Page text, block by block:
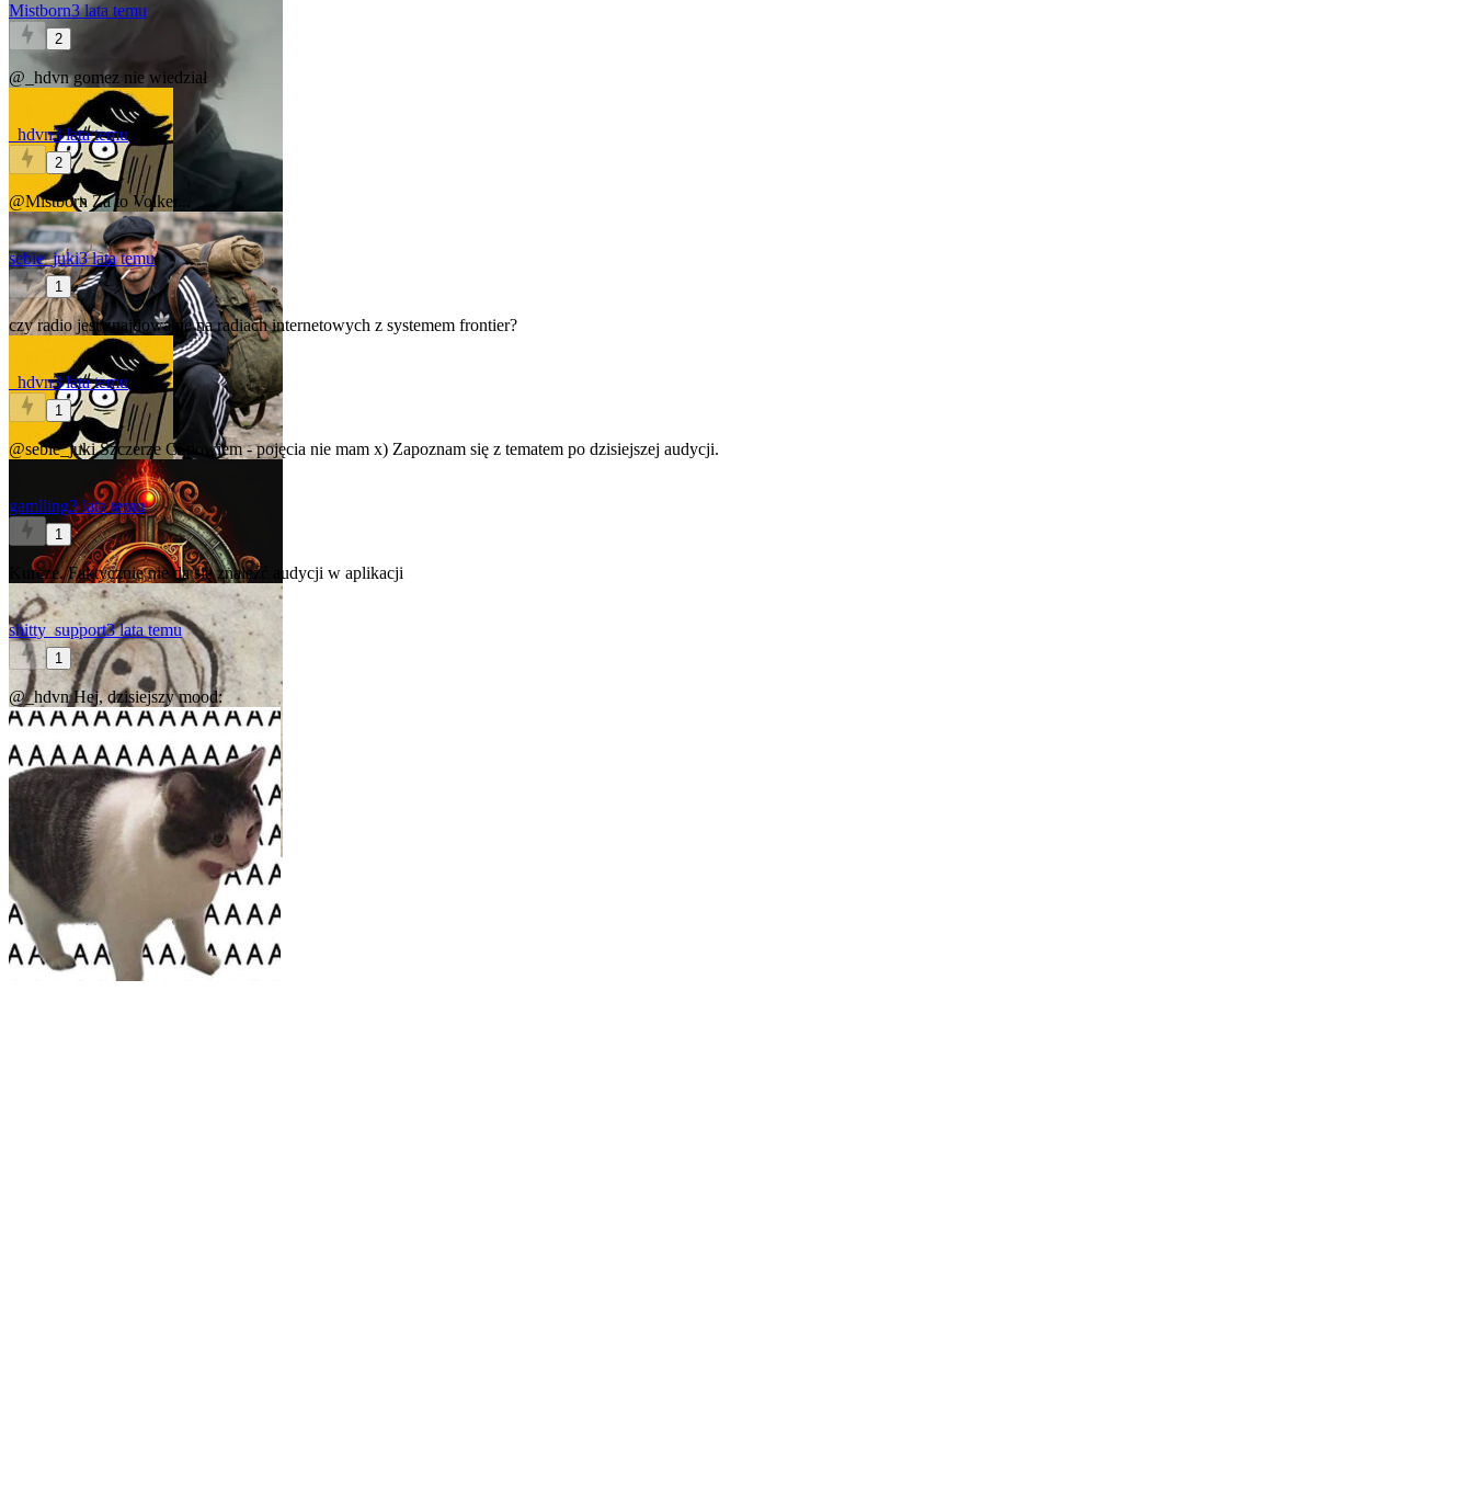
Mistborn3 lata temu
2
@_hdvngomez nie wiedział
_hdvn3 lata temu
2
@MistbornZa to Volker...
sebie_juki3 lata temu
1
czy radio jest znajdowalne na radiach internetowych z systemem frontier?
_hdvn3 lata temu
1
@sebie_jukiSzczerze Ci powiem - pojęcia nie mam x) Zapoznam się z tematem po dzisiejszej audycji.
gamlling3 lata temu
1
Kurcze. Faktycznie nie da się znaleźć audycji w aplikacji
shitty_support3 lata temu
1
@_hdvnHej, dzisiejszy mood: